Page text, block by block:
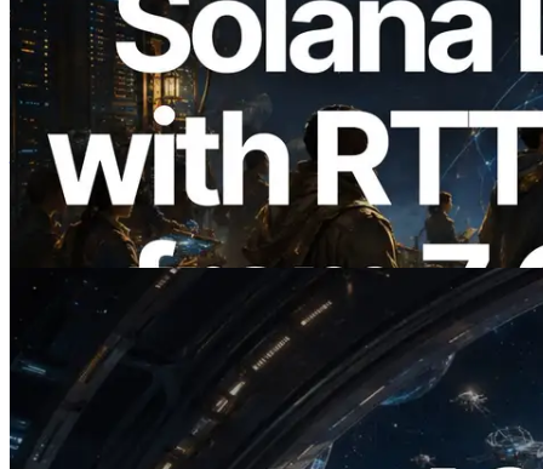
2026.08.05
ERPC 扩展 Solana Leader Slot API：新
增全球 7 个区域的 Ping 测量，Validators
Information API 同步上线
阅读此文章